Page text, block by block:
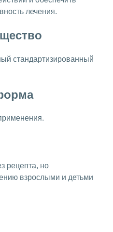
лечения.
стандартизированный
рецепта, но
взрослыми и детьми